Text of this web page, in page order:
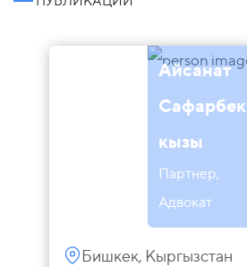
Айсанат
Сафарбек
кызы
Партнер,
Адвокат
Бишкек, Кыргызстан